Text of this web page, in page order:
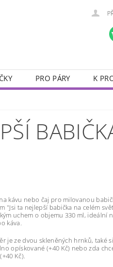
PRO PÁRY
K
kávu nebo čaj pro milovanou
"Jsi ta nejlepší babička na celém
uchem o objemu 330 ml, ideální
káva.
je ze dvou skleněných hrnků, také
opískované (+40 Kč) nebo zda
Kč).